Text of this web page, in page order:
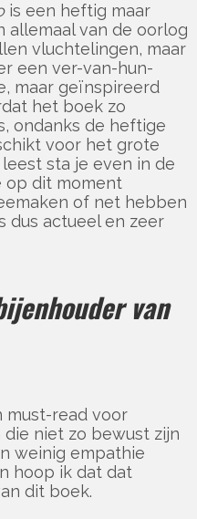
is een heftig maar
allemaal van de oorlog
vluchtelingen, maar
een ver-van-hun-
maar geïnspireerd
het boek zo
ondanks de heftige
voor het grote
sta je even in de
op dit moment
of net hebben
dus actueel en zeer
van
must-read voor
die niet zo bewust zijn
weinig empathie
hoop ik dat dat
dit boek.